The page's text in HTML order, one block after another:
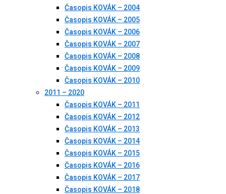
Časopis KOVÁK – 2004
Časopis KOVÁK – 2005
Časopis KOVÁK – 2006
Časopis KOVÁK – 2007
Časopis KOVÁK – 2008
Časopis KOVÁK – 2009
Časopis KOVÁK – 2010
2011 – 2020
Časopis KOVÁK – 2011
Časopis KOVÁK – 2012
Časopis KOVÁK – 2013
Časopis KOVÁK – 2014
Časopis KOVÁK – 2015
Časopis KOVÁK – 2016
Časopis KOVÁK – 2017
Časopis KOVÁK – 2018